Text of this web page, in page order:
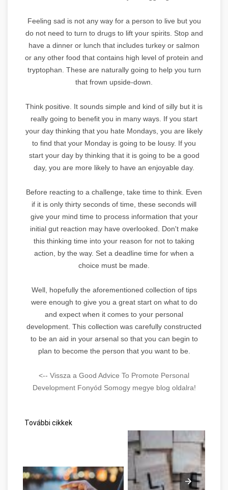
Feeling sad is not any way for a person to live but you
do not need to turn to drugs to lift your spirits. Stop and
have a dinner or lunch that includes turkey or salmon
or any other food that contains high level of protein and
tryptophan. These are naturally going to help you turn
that frown upside-down.
Think positive. It sounds simple and kind of silly but it is
really going to benefit you in many ways. If you start
your day thinking that you hate Mondays, you are likely
to find that your Monday is going to be lousy. If you
start your day by thinking that it is going to be a good
day, you are more likely to have an enjoyable day.
Before reacting to a challenge, take time to think. Even
if it is only thirty seconds of time, these seconds will
give your mind time to process information that your
initial gut reaction may have overlooked. Don't make
this thinking time into your reason for not to taking
action, by the way. Set a deadline time for when a
choice must be made.
Well, hopefully the aforementioned collection of tips
were enough to give you a great start on what to do
and expect when it comes to your personal
development. This collection was carefully constructed
to be an aid in your arsenal so that you can begin to
plan to become the person that you want to be.
<-- Vissza a Good Advice To Promote Personal
Development Fonyód Somogy megye blog oldalra!
További cikkek